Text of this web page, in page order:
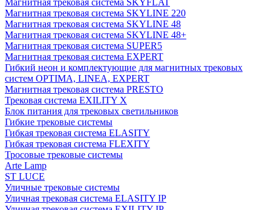
Магнитная трековая система SKYFLAT
Магнитная трековая система SKYLINE 220
Магнитная трековая система SKYLINE 48
Магнитная трековая система SKYLINE 48+
Магнитная трековая система SUPER5
Магнитная трековая система EXPERT
Гибкий неон и комплектующие для магнитных трековых
систем OPTIMA, LINEA, EXPERT
Магнитная трековая система PRESTO
Трековая система EXILITY X
Блок питания для трековых светильников
Гибкие трековые системы
Гибкая трековая система ELASITY
Гибкая трековая система FLEXITY
Тросовые трековые системы
Arte Lamp
ST LUCE
Уличные трековые системы
Уличная трековая система ELASITY IP